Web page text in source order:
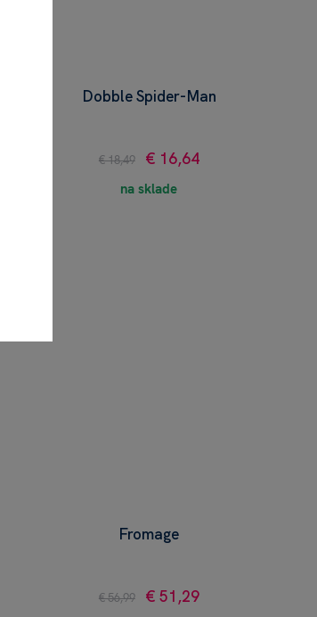
Dobble Spider-Man
€ 18,49 € 16,64
na sklade
Fromage
€ 56,99 € 51,29